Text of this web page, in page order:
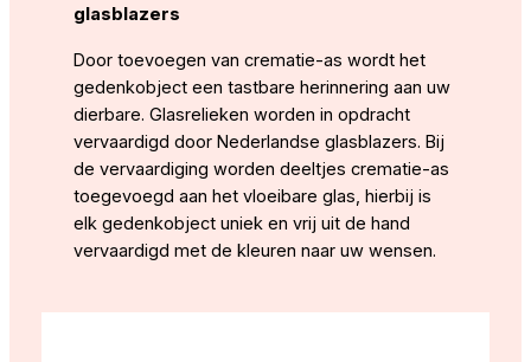
glasblazers
Door toevoegen van crematie-as wordt het
gedenkobject een tastbare herinnering aan uw
dierbare. Glasrelieken worden in opdracht
vervaardigd door Nederlandse glasblazers. Bij
de vervaardiging worden deeltjes crematie-as
toegevoegd aan het vloeibare glas, hierbij is
elk gedenkobject uniek en vrij uit de hand
vervaardigd met de kleuren naar uw wensen.